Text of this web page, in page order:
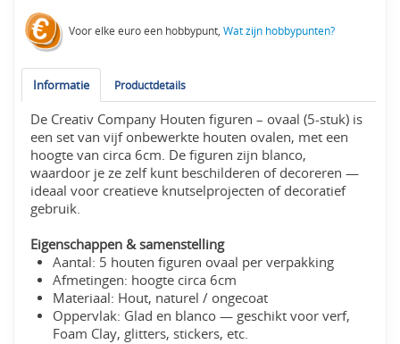
Voor elke euro een hobbypunt,Wat zijn hobbypunten?
Informatie Productdetails
De Creativ Company Houten figuren – ovaal (5-stuk) is
een set van vijf onbewerkte houten ovalen, met een
hoogte van circa 6cm. De figuren zijn blanco,
waardoor je ze zelf kunt beschilderen of decoreren —
ideaal voor creatieve knutselprojecten of decoratief
gebruik.
Eigenschappen & samenstelling
Aantal: 5 houten figuren ovaal per verpakking
Afmetingen: hoogte circa 6cm
Materiaal: Hout, naturel / ongecoat
Oppervlak: Glad en blanco — geschikt voor verf,
Foam Clay, glitters, stickers, etc.